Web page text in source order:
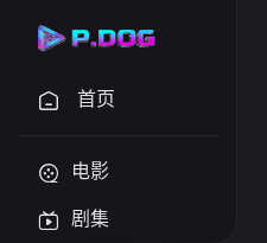
首页
电影
剧集